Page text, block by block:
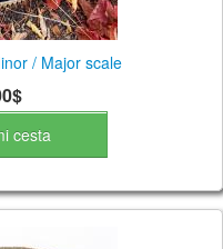
/ Major scale
cesta